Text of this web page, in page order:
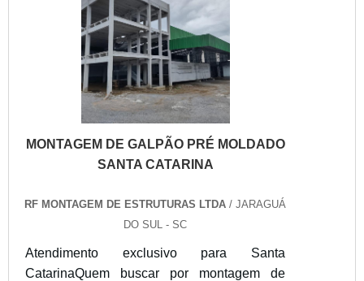
montagem de cobertura industrial SC em
uma empresa que prez...
MONTAGEM DE GALPÃO PRÉ MOLDADO
SANTA CATARINA
RF MONTAGEM DE ESTRUTURAS LTDA / JARAGUÁ
DO SUL - SC
Atendimento exclusivo para Santa
CatarinaQuem buscar por montagem de